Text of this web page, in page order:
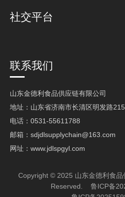
社交平台
联系我们
山东金德利食品供应链有限公司
地址：山东省济南市长清区明发路
电话：0531-55611788
邮箱： sdjdlsupplychain@163.com
网址： www.jdlspgyl.com
Copyright © 2025 山东金德利食
Reserved. 鲁ICP备